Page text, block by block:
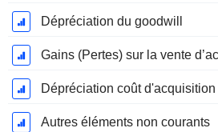
Dépréciation du goodwill
Gains (Pertes) sur la vente
Dépréciation coût d'acquisition
Autres éléments non courants